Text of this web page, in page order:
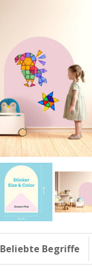
Beliebte Begriffe